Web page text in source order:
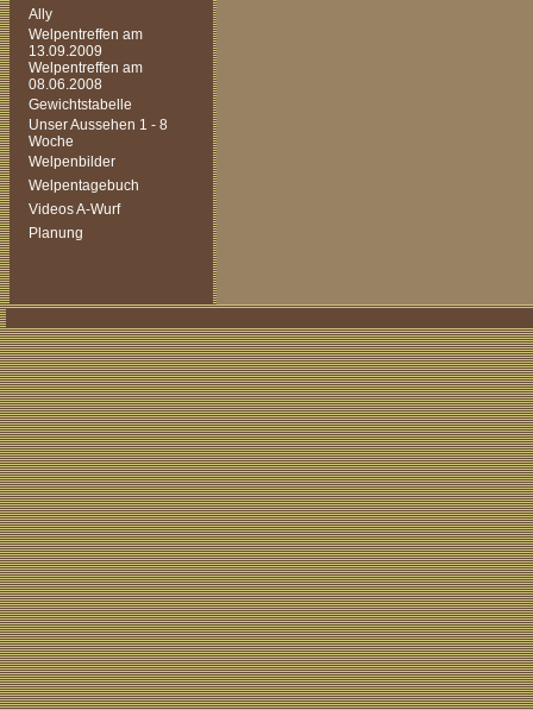
Ally
Welpentreffen am
13.09.2009
Welpentreffen am
08.06.2008
Gewichtstabelle
Unser Aussehen 1 - 8
Woche
Welpenbilder
Welpentagebuch
Videos A-Wurf
Planung